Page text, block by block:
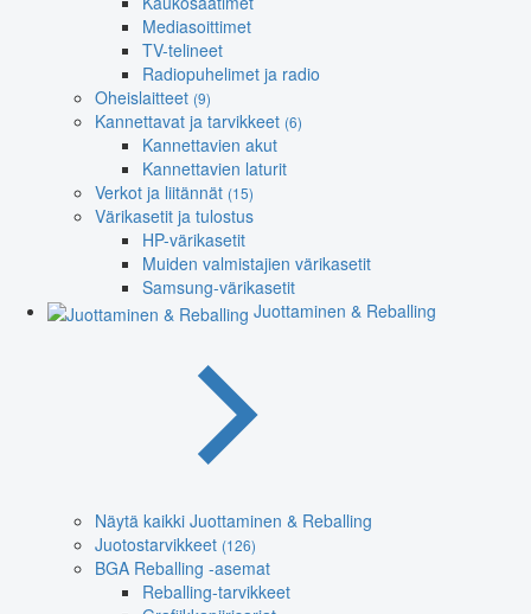
Mediasoittimet
TV-telineet
Radiopuhelimet ja radio
Oheislaitteet (9)
Kannettavat ja tarvikkeet (6)
Kannettavien akut
Kannettavien laturit
Verkot ja liitännät (15)
Värikasetit ja tulostus
HP-värikasetit
Muiden valmistajien värikasetit
Samsung-värikasetit
Juottaminen & Reballing
Näytä kaikki Juottaminen & Reballing
Juotostarvikkeet (126)
BGA Reballing -asemat
Reballing-tarvikkeet